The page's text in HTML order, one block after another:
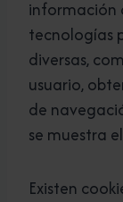
información
tecnologías
diversas,
usuario,
de
se muestra
Existen